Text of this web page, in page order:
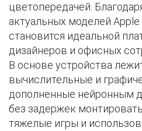
цветопередачей.
актуальных моделей
становится идеальной
дизайнеров и офисных
В основе устройства
вычислительные и
дополненные нейронным
без задержек
тяжелые игры и